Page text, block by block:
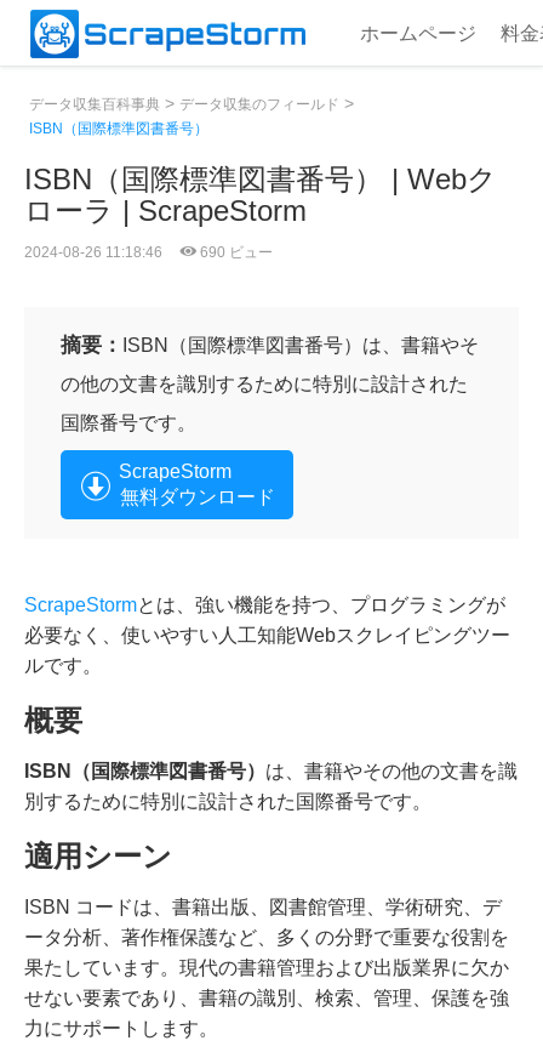
ホームページ 料金
データ収集百科事典 > データ収集のフィールド >
ISBN（国際標準図書番号）
ISBN（国際標準図書番号） | Webク
ローラ | ScrapeStorm
2024-08-26 11:18:46 690 ビュー
摘要：
ISBN（国際標準図書番号）は、書籍やそ
の他の文書を識別するために特別に設計された
国際番号です。
ScrapeStorm
無料ダウンロード
ScrapeStormとは、強い機能を持つ、プログラミングが
必要なく、使いやすい人工知能Webスクレイピングツー
ルです。
概要
ISBN（国際標準図書番号） は、書籍やその他の文書を識
別するために特別に設計された国際番号です。
適用シーン
ISBN コードは、書籍出版、図書館管理、学術研究、デ
ータ分析、著作権保護など、多くの分野で重要な役割を
果たしています。現代の書籍管理および出版業界に欠か
せない要素であり、書籍の識別、検索、管理、保護を強
力にサポートします。